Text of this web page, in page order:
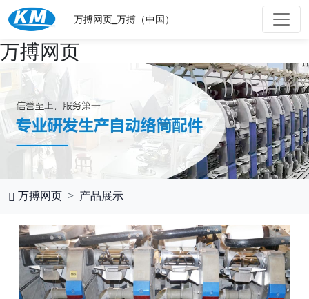
万搏网页
万搏网页_万搏（中国）
万搏网页 产品展示